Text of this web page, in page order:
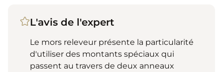
L'avis de l'expert
Le mors releveur présente la particularité
d'utiliser des montants spéciaux qui
passent au travers de deux anneaux